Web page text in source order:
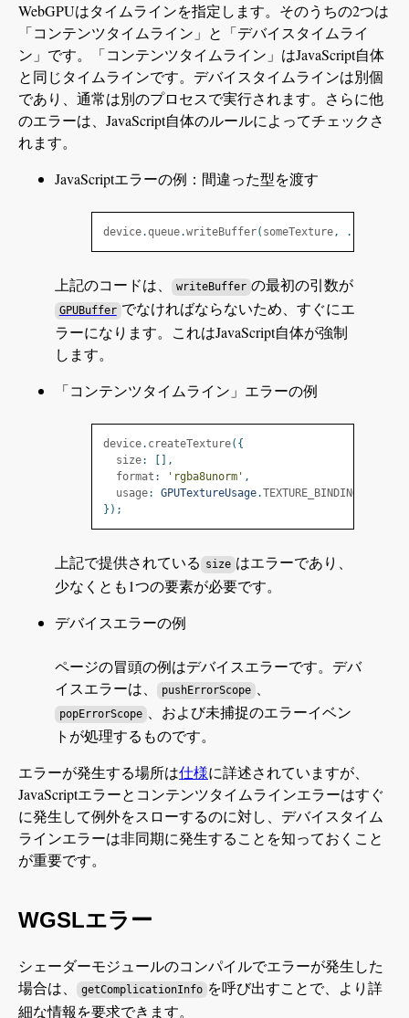
WebGPUはタイムラインを指定します。そのうちの2つは
「コンテンツタイムライン」と「デバイスタイムライ
ン」です。「コンテンツタイムライン」はJavaScript自体
と同じタイムラインです。デバイスタイムラインは別個
であり、通常は別のプロセスで実行されます。さらに他
のエラーは、JavaScript自体のルールによってチェックさ
れます。
JavaScriptエラーの例：間違った型を渡す
device.queue.writeBuffer( someTexture, ...);
上記のコードは、 writeBuffer の最初の引数が
GPUBuffer でなければならないため、すぐにエ
ラーになります。これはJavaScript自体が強制
します。
「コンテンツタイムライン」エラーの例
device. createTexture({
  size
:
[],
  format
: 'rgba8unorm' ,
  usage
: GPUTextureUsage.TEXTURE_BINDING
});
上記で提供されている size はエラーであり、
少なくとも1つの要素が必要です。
デバイスエラーの例
ページの冒頭の例はデバイスエラーです。デバ
イスエラーは、
pushErrorScope 、
popErrorScope 、および未捕捉のエラーイベン
トが処理するものです。
エラーが発生する場所は仕様に詳述されていますが、
JavaScriptエラーとコンテンツタイムラインエラーはすぐ
に発生して例外をスローするのに対し、デバイスタイム
ラインエラーは非同期に発生することを知っておくこと
が重要です。
WGSLエラー
シェーダーモジュールのコンパイルでエラーが発生した
場合は、
getComplicationInfo を呼び出すことで、より詳
細な情報を要求できます。